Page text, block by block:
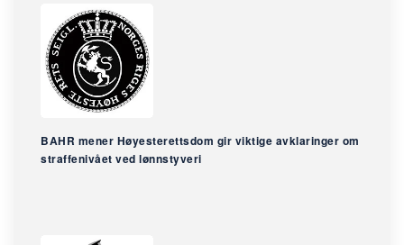
BAHR mener Høyesterettsdom gir viktige avklaringer om
straffenivået ved lønnstyveri